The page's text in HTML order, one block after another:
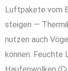
Luftpakete vom
steigen —
nutzen auch
können. Feuchte